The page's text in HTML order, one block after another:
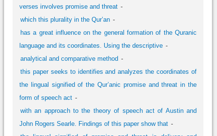
verses involves promise and threat
which this plurality in the Qur’an
has a great influence on the general formation of the Quranic
language and its coordinates. Using the descriptive
analytical and comparative method
this paper seeks to identifies and analyzes the coordinates of
the lingual signified of the Qur’anic promise and threat in the
form of speech act
with an approach to the theory of speech act of Austin and
John Rogers Searle. Findings of this paper show that